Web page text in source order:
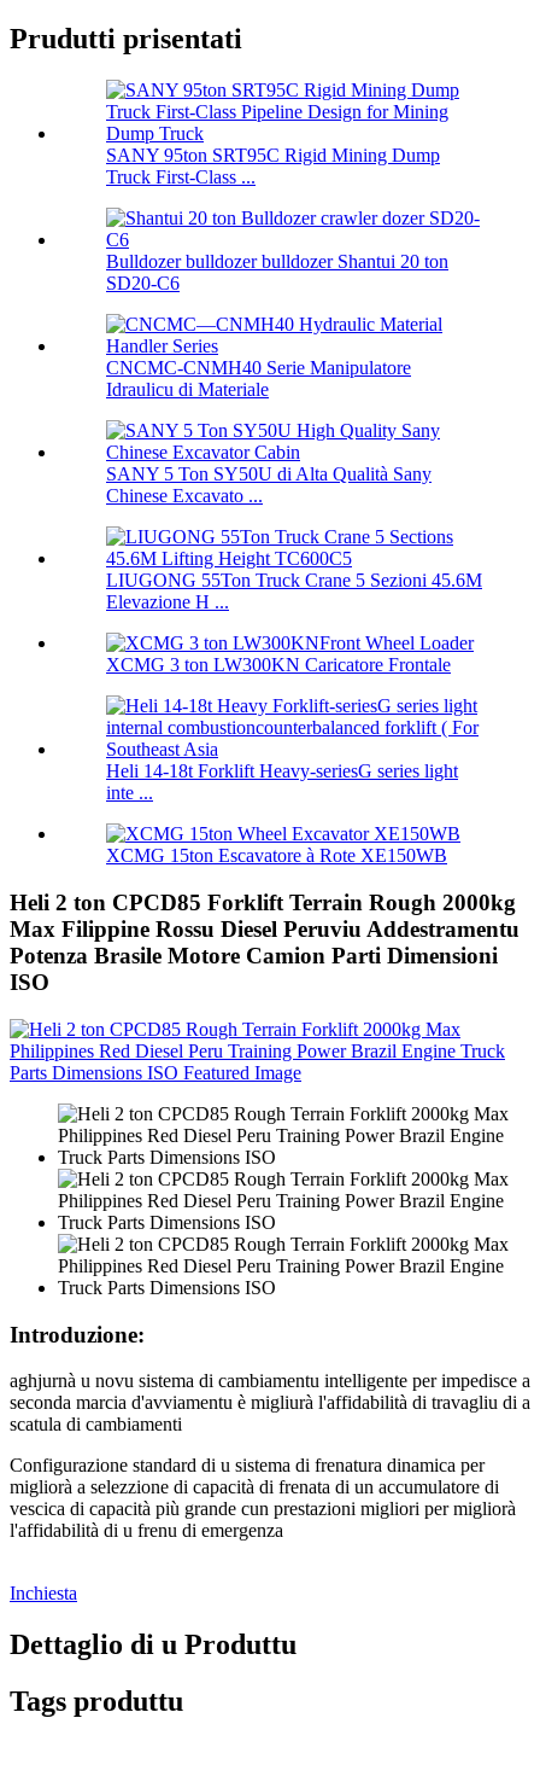
Prudutti prisentati
SANY 95ton SRT95C Rigid Mining Dump
Truck First-Class ...
Bulldozer bulldozer bulldozer Shantui 20 ton
SD20-C6
CNCMC-CNMH40 Serie Manipulatore
Idraulicu di Materiale
SANY 5 Ton SY50U di Alta Qualità Sany
Chinese Excavato ...
LIUGONG 55Ton Truck Crane 5 Sezioni 45.6M
Elevazione H ...
XCMG 3 ton LW300KN Caricatore Frontale
Heli 14-18t Forklift Heavy-seriesG series light
inte ...
XCMG 15ton Escavatore à Rote XE150WB
Heli 2 ton CPCD85 Forklift Terrain Rough 2000kg
Max Filippine Rossu Diesel Peruviu Addestramentu
Potenza Brasile Motore Camion Parti Dimensioni
ISO
Introduzione:
aghjurnà u novu sistema di cambiamentu intelligente per impedisce a
seconda marcia d'avviamentu è migliurà l'affidabilità di travagliu di a
scatula di cambiamenti
Configurazione standard di u sistema di frenatura dinamica per
migliorà a selezzione di capacità di frenata di un accumulatore di
vescica di capacità più grande cun prestazioni migliori per migliorà
l'affidabilità di u frenu di emergenza
Inchiesta
Dettaglio di u Produttu
Tags produttu